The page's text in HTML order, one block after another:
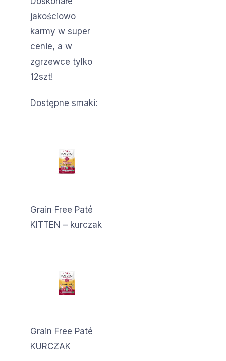
jakościowo
karmy w super
cenie, a w
zgrzewce tylko
12szt!
Dostępne smaki:
Grain Free Paté
KITTEN – kurczak
Grain Free Paté
KURCZAK